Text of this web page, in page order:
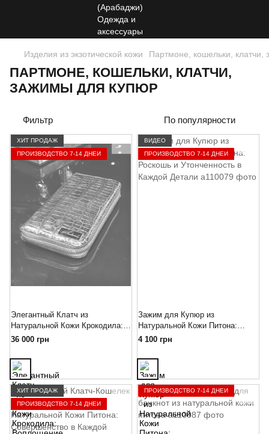
Изделия из экзотической кожи Партмоне, кошельки,
ПАРТМОНЕ, КОШЕЛЬКИ, КЛАТЧИ,
ЗАЖИМЫ ДЛЯ КУПЮР
Фильтр По популярности
ХИТ ПРОДАЖ
ПРОИЗВОДСТВО 7-14 ДНЕЙ
Элегантный Клатч из
Натуральной Кожи Крокодила:
Воплощение Роскоши
36 000 грн
ВИДЕО
ПРОИЗВОДСТВО 7-14 ДНЕЙ
Зажим для Купюр из
Натуральной Кожи Питона:
Роскошь и Утонченность в
Каждой Детали
4 100 грн
ХИТ ПРОДАЖ
ПРОИЗВОДСТВО 7-14 ДНЕЙ
ПРОИЗВОДСТВО 7-14 ДНЕЙ